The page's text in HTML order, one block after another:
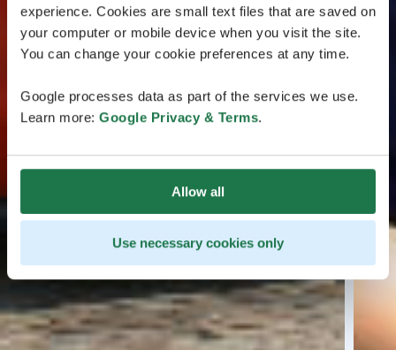
experience. Cookies are small text files that are saved on
your computer or mobile device when you visit the site.
You can change your cookie preferences at any time.
Google processes data as part of the services we use.
Learn more: Google Privacy & Terms.
Allow all
Use necessary cookies only